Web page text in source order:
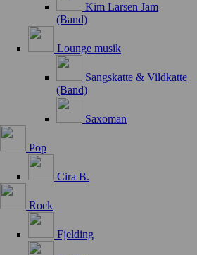
Kim Larsen Jam
(Band)
Lounge musik
Sangskatte & Vildkatte
(Band)
Saxoman
Pop
Cira B.
Rock
Fjelding